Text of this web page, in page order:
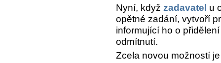
Nyní, když zadavatel u
opětné zadání, vytvoří
informující ho o
odmítnutí.
Zcela novou možností